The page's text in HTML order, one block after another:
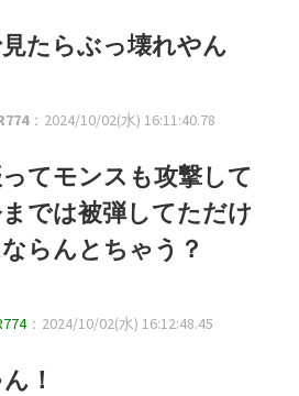
たらぶっ壊れやん
：2024/10/02(水) 16:11:40.78
てモンスも攻撃して
では被弾してただけ
らんとちゃう？
：2024/10/02(水) 16:12:48.45
！